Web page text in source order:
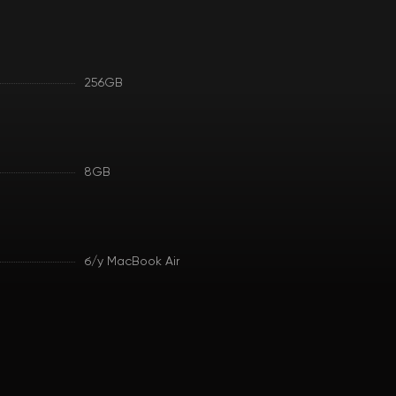
256GB
8GB
б/у MacBook Air